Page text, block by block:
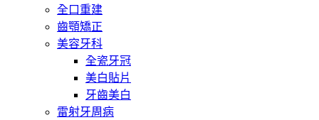
全口重建
齒顎矯正
美容牙科
全瓷牙冠
美白貼片
牙齒美白
雷射牙周病